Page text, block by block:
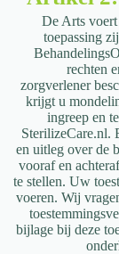
De Arts
toepassing
rechten
zorgverlener
krijgt u
ingreep en
SterilizeCare.nl.
en uitleg over de
vooraf en
te stellen. Uw
voeren. Wij
bijlage bij deze